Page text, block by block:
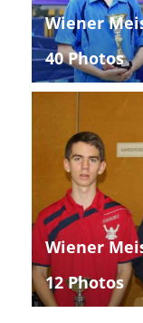
Wiener
40 Photos
Wiener
12 Photos